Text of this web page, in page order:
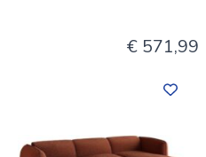
€ 571,99